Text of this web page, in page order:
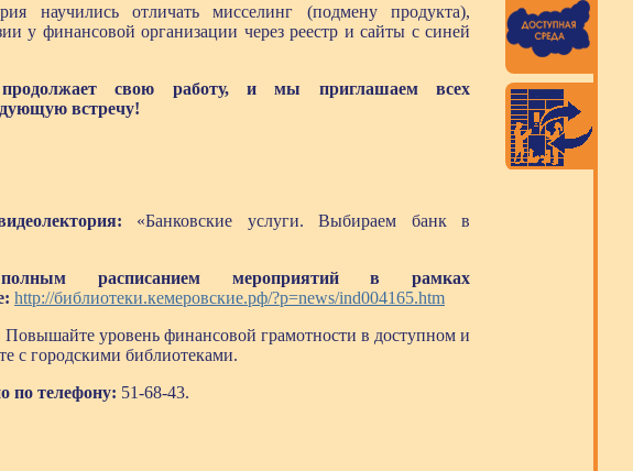
научились отличать мисселинг (подмену продукта),
у финансовой организации через реестр и сайты с синей
свою работу, и мы приглашаем всех
встречу!
«Банковские услуги. Выбираем банк в
расписанием мероприятий в рамках
http://библиотеки.кемеровские.рф/?p=news/ind004165.htm
уровень финансовой грамотности в доступном и
с городскими библиотеками.
по телефону: 51-68-43.